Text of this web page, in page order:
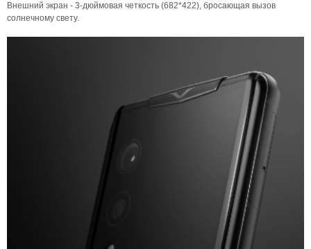
Внешний экран - 3-дюймовая четкость (682*422), бросающая вызов
солнечному свету.